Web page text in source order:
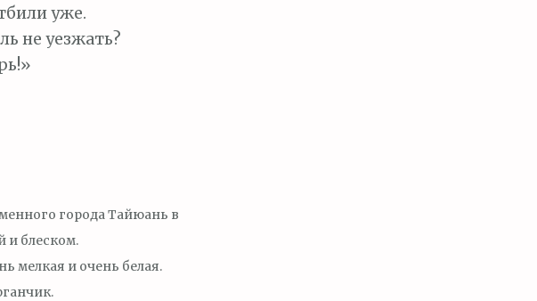
уже.
не уезжать?
города Тайюань в
и блеском.
мелкая и очень белая.